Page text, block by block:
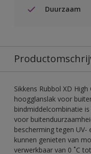
Duurzaam
Sikkens Rubbol XD
hoogglanslak voor
bindmiddelcombinatie
voor
bescherming tegen
kunnen genieten van
verwerkbaar van 0 ˚C